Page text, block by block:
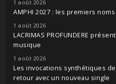
1 août 2026
AMPHI 2027 : les premiers noms
1 août 2026
LACRIMAS PROFUNDERE
musique
1 août 2026
Les invocations synthétiques de
retour avec un nouveau single